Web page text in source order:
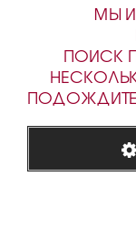
МЫ
ПОИСК
ПОДОЖДИТЕ